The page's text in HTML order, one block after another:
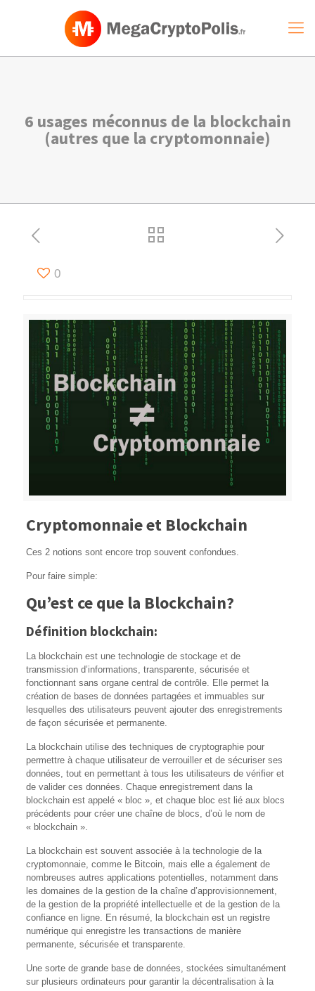
6 usages méconnus de la blockchain
(autres que la cryptomonnaie)
0
Cryptomonnaie et Blockchain
Ces 2 notions sont encore trop souvent confondues.
Pour faire simple:
Qu’est ce que la Blockchain?
Définition blockchain:
La blockchain est une technologie de stockage et de
transmission d’informations, transparente, sécurisée et
fonctionnant sans organe central de contrôle. Elle permet la
création de bases de données partagées et immuables sur
lesquelles des utilisateurs peuvent ajouter des enregistrements
de façon sécurisée et permanente.
La blockchain utilise des techniques de cryptographie pour
permettre à chaque utilisateur de verrouiller et de sécuriser ses
données, tout en permettant à tous les utilisateurs de vérifier et
de valider ces données. Chaque enregistrement dans la
blockchain est appelé « bloc », et chaque bloc est lié aux blocs
précédents pour créer une chaîne de blocs, d’où le nom de
« blockchain ».
La blockchain est souvent associée à la technologie de la
cryptomonnaie, comme le Bitcoin, mais elle a également de
nombreuses autres applications potentielles, notamment dans
les domaines de la gestion de la chaîne d’approvisionnement,
de la gestion de la propriété intellectuelle et de la gestion de la
confiance en ligne. En résumé, la blockchain est un registre
numérique qui enregistre les transactions de manière
permanente, sécurisée et transparente.
Une sorte de grande base de données, stockées simultanément
sur plusieurs ordinateurs pour garantir la décentralisation à la